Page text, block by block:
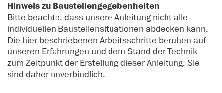
Hinweis zu Baustellengegebenheiten
Bitte beachte, dass unsere Anleitung nicht alle
individuellen Baustellensituationen abdecken kann.
Die hier beschriebenen Arbeitsschritte beruhen auf
unseren Erfahrungen und dem Stand der Technik
zum Zeitpunkt der Erstellung dieser Anleitung. Sie
sind daher unverbindlich.